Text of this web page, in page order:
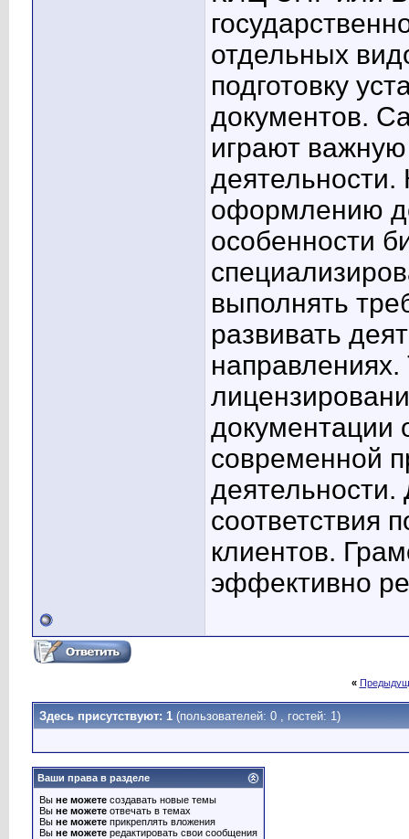
отдельных
подготовку
документов.
играют
оформлению
особенности
выполнять
развивать
документации
современной
соответствия
клиентов.
эффективно
«
Здесь присутствуют: 1 (пользователей: 0 , гостей: 1)
Ваши права в разделе
Вы не можете создавать новые темы
Вы не можете отвечать в темах
Вы не можете прикреплять вложения
Вы не можете редактировать свои сообщения